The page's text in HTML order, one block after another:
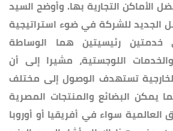
الأماكن التجارية بها. وأوضح السيد
الجديد للشركة في ضوء استراتيجية
خدمتين رئيسيتين هما الوساطة
اللوجستية، مشيرا إلى أن
الخارجية تستهدف الوصول إلى مختلف
يمكن البضائع والمنتجات المصرية
سواء في أفريقيا أو أوروبا